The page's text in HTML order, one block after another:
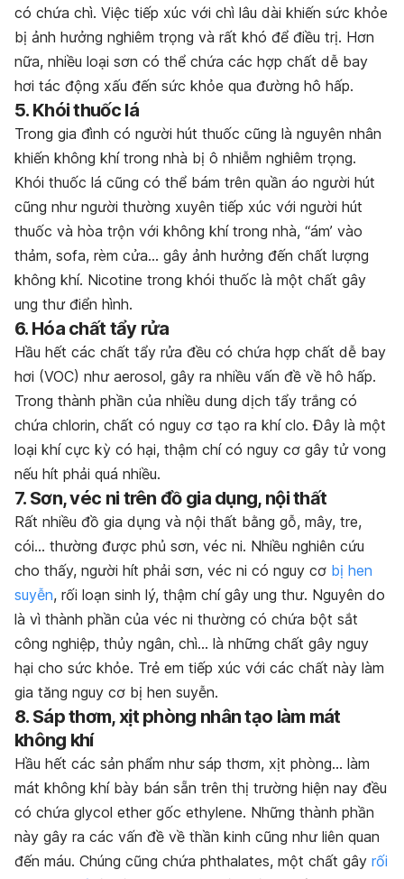
có chứa chì. Việc tiếp xúc với chì lâu dài khiến sức khỏe
bị ảnh hưởng nghiêm trọng và rất khó để điều trị. Hơn
nữa, nhiều loại sơn có thể chứa các hợp chất dễ bay
hơi tác động xấu đến sức khỏe qua đường hô hấp.
5. Khói thuốc lá
Trong gia đình có người hút thuốc cũng là nguyên nhân
khiến không khí trong nhà bị ô nhiễm nghiêm trọng.
Khói thuốc lá cũng có thể bám trên quần áo người hút
cũng như người thường xuyên tiếp xúc với người hút
thuốc và hòa trộn với không khí trong nhà, “ám’ vào
thảm, sofa, rèm cửa… gây ảnh hưởng đến chất lượng
không khí. Nicotine trong khói thuốc là một chất gây
ung thư điển hình.
6. Hóa chất tẩy rửa
Hầu hết các chất tẩy rửa đều có chứa hợp chất dễ bay
hơi (VOC) như aerosol, gây ra nhiều vấn đề về hô hấp.
Trong thành phần của nhiều dung dịch tẩy trắng có
chứa chlorin, chất có nguy cơ tạo ra khí clo. Đây là một
loại khí cực kỳ có hại, thậm chí có nguy cơ gây tử vong
nếu hít phải quá nhiều.
7. Sơn, véc ni trên đồ gia dụng, nội thất
Rất nhiều đồ gia dụng và nội thất bằng gỗ, mây, tre,
cói… thường được phủ sơn, véc ni. Nhiều nghiên cứu
cho thấy, người hít phải sơn, véc ni có nguy cơ bị hen
suyễn, rối loạn sinh lý, thậm chí gây ung thư. Nguyên do
là vì thành phần của véc ni thường có chứa bột sắt
công nghiệp, thủy ngân, chì… là những chất gây nguy
hại cho sức khỏe. Trẻ em tiếp xúc với các chất này làm
gia tăng nguy cơ bị hen suyễn.
8. Sáp thơm, xịt phòng nhân tạo làm mát
không khí
Hầu hết các sản phẩm như sáp thơm, xịt phòng… làm
mát không khí bày bán sẵn trên thị trường hiện nay đều
có chứa glycol ether gốc ethylene. Những thành phần
này gây ra các vấn đề về thần kinh cũng như liên quan
đến máu. Chúng cũng chứa phthalates, một chất gây rối